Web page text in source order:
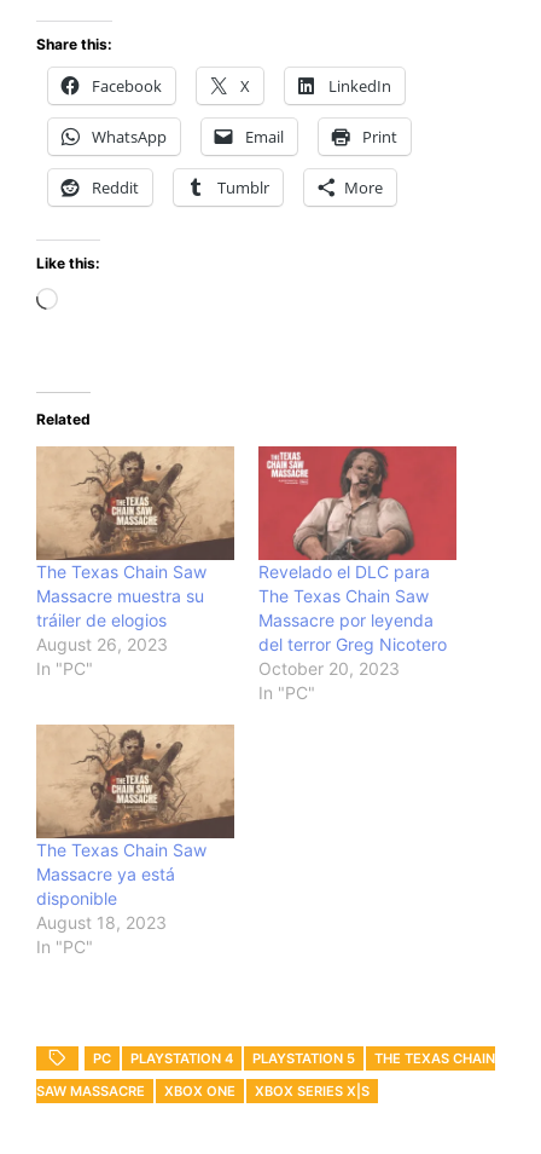
Share this:
Facebook X LinkedIn
WhatsApp Email Print
Reddit Tumblr More
Like this:
Loading…
Related
The Texas Chain Saw
Massacre muestra su
tráiler de elogios
August 26, 2023
In "PC"
Revelado el DLC para
The Texas Chain Saw
Massacre por leyenda
del terror Greg Nicotero
October 20, 2023
In "PC"
The Texas Chain Saw
Massacre ya está
disponible
August 18, 2023
In "PC"
PC PLAYSTATION 4 PLAYSTATION 5
THE TEXAS CHAIN
SAW MASSACRE
XBOX ONE XBOX SERIES X|S